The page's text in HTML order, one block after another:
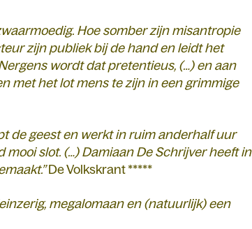
Hoe somber zijn misantropie
zijn publiek bij de hand en leidt het
wordt dat pretentieus, (…) en aan
met het lot mens te zijn in een grimmige
de geest en werkt in ruim anderhalf uur
slot. (…) Damiaan De Schrijver heeft in
De Volkskrant *****
megalomaan en (natuurlijk) een